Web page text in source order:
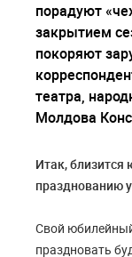
порадуют
закрытием
покоряют
театра,
Молдова
Итак, близится
празднованию
Свой
праздновать